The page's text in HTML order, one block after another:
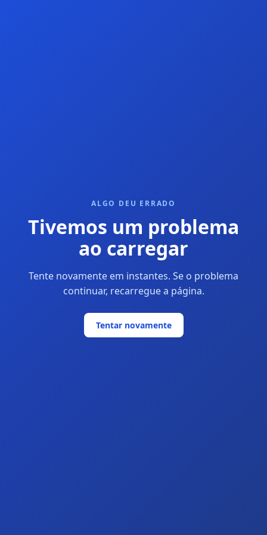
ALGO DEU ERRADO
Tivemos um problema
ao carregar
Tente novamente em instantes. Se o problema
continuar, recarregue a página.
Tentar novamente